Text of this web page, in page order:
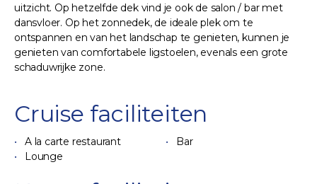
uitzicht. Op hetzelfde dek vind je ook de salon / bar met
dansvloer. Op het zonnedek, de ideale plek om te
ontspannen en van het landschap te genieten, kunnen je
genieten van comfortabele ligstoelen, evenals een grote
schaduwrijke zone.
Cruise faciliteiten
A la carte restaurant
Bar
Lounge